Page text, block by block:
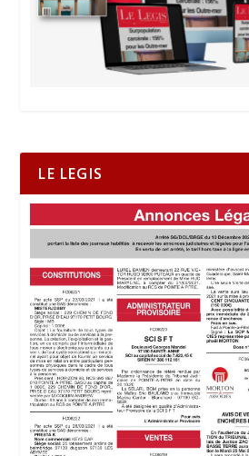
LE LEGIS